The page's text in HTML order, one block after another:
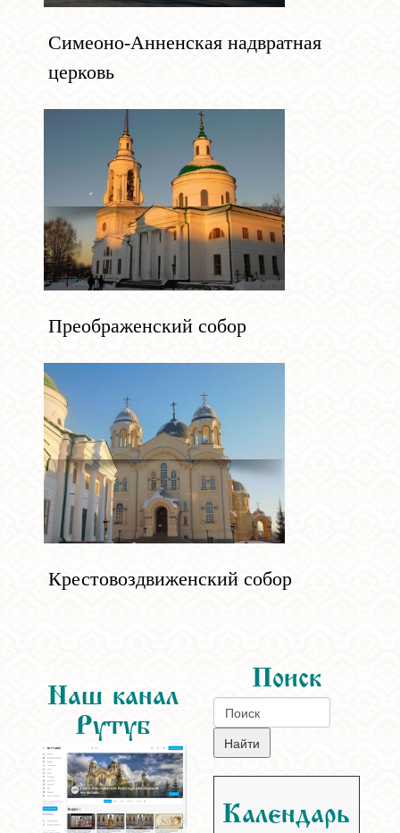
Симеоно-Анненская надвратная
церковь
Преображенский собор
Крестовоздвиженский собор
Наш канал
Рутуб
Поиск
Календарь